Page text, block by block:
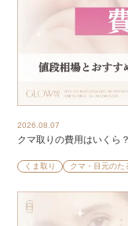
2026.08.07
クマ取りの費用はいくら
くま取り クマ・目元のた